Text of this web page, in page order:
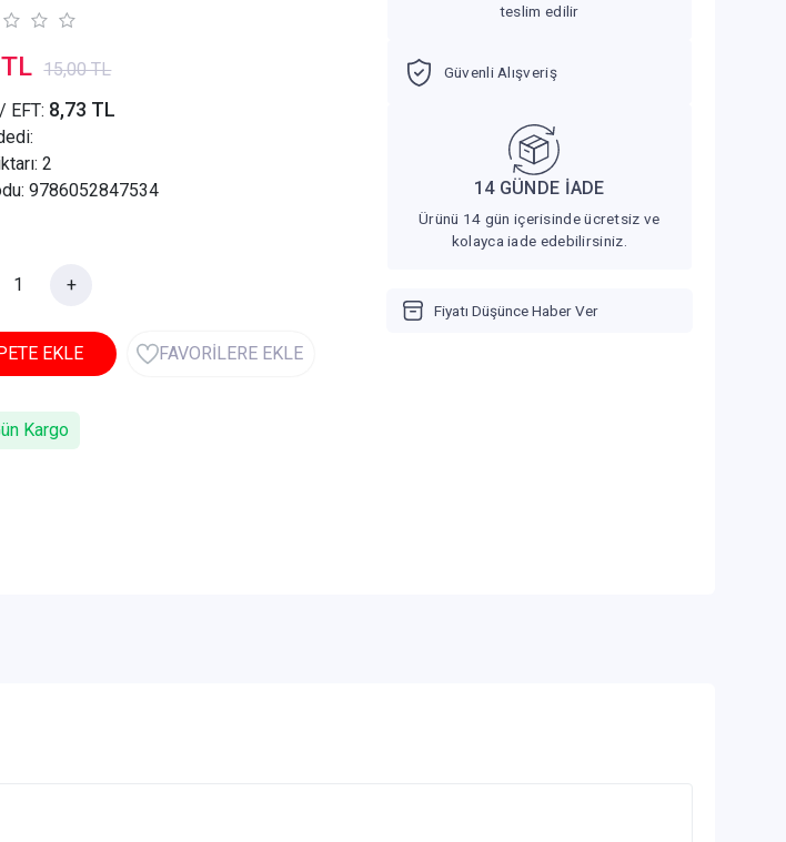
15,00 TL
EFT: 8,73 TL
2
9786052847534
+
EKLE FAVORİLERE EKLE
Kargo
teslim edilir
Güvenli Alışveriş
14 GÜNDE İADE
Ürünü 14 gün içerisinde ücretsiz ve
kolayca iade edebilirsiniz.
Fiyatı Düşünce Haber Ver